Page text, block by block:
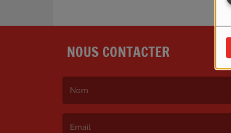
NOUS CONTACTER